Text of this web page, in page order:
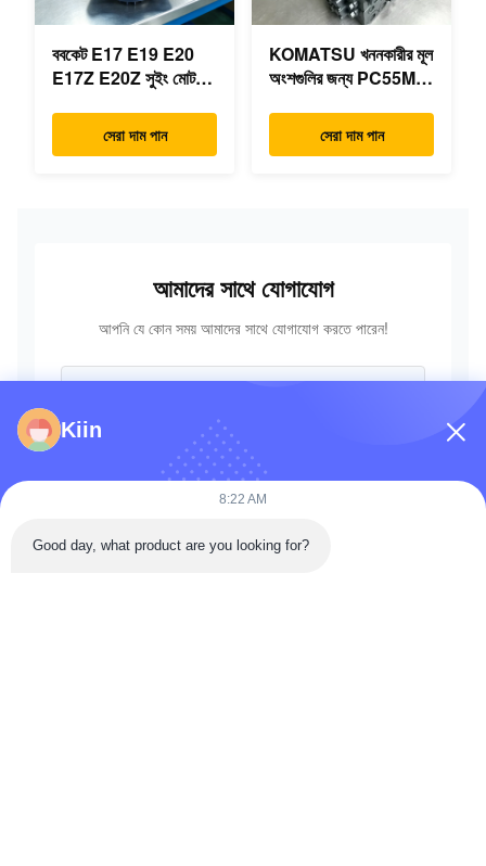
ববকেট E17 E19 E20
E17Z E20Z সুইং মোটর
7024419 মিনি
এক্সক্যাভারের জন্য
সেরা দাম পান
KOMATSU খননকারীর মূল
অংশগুলির জন্য PC55MR-
723-18-18200 723-
18-18201 723-18-
সেরা দাম পান
আমাদের সাথে যোগাযোগ
আপনি যে কোন সময় আমাদের সাথে যোগাযোগ করতে পারেন!
Kiin
8:22 AM
Good day, what product are you looking for?